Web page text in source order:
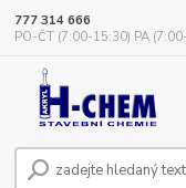
777 314 666
PO-ČT (7:00-15:30) PA